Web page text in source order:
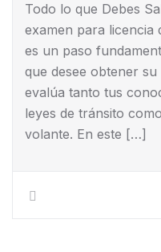
Todo lo que Debes
examen para licencia
es un paso
que desee obtener su
evalúa tanto tus
leyes de tránsito
volante. En este […]